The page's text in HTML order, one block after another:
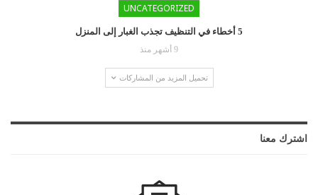
UNCATEGORIZED
5 أخطاء في التنظيف تجذب الغبار إلى المنزل
9 أشهر منذ
تحميل المزيد من المشاركات
اشترك معنا